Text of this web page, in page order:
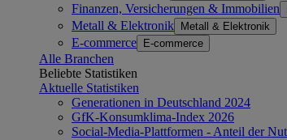
Finanzen, Versicherungen & Immobilien
Metall & Elektronik Metall & Elektronik
E-commerce E-commerce
Alle Branchen
Beliebte Statistiken
Aktuelle Statistiken
Generationen in Deutschland 2024
GfK-Konsumklima-Index 2026
Social-Media-Plattformen - Anteil der